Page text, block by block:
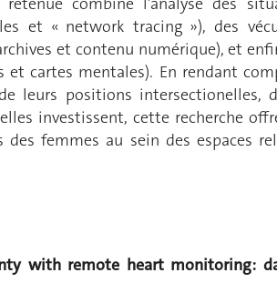
et « network tracing »), des
et contenu numérique), et
et cartes mentales). En rendant
leurs positions intersectionelles,
investissent, cette recherche
femmes au sein des espaces
with remote heart monitoring: